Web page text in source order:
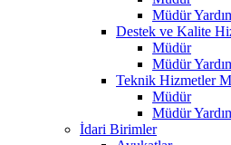
Müdür
Destek ve Kalite
Müdür
Müdür
Teknik Hizmetler
Müdür
Müdür
İdari Birimler